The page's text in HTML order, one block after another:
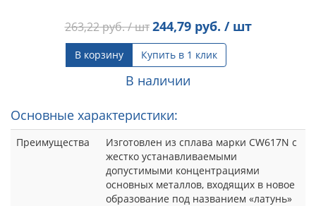
263,22руб. / шт 244,79руб. / шт
В корзину Купить в 1 клик
В наличии
Основные характеристики:
Преимущества
Изготовлен из сплава марки CW617N с
жестко устанавливаемыми
допустимыми концентрациями
основных металлов, входящих в новое
образование под названием «латунь»